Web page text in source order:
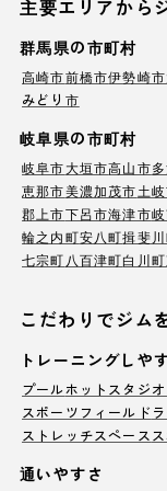
主要エリアから
群馬県の市町村
高崎市前橋市伊勢崎市
みどり市
岐阜県の市町村
岐阜市大垣市高山市
恵那市美濃加茂市土
郡上市下呂市海津市
輪之内町安八町揖斐
七宗町 八百津町白川町
こだわりでジム
トレーニングしや
プールホットスタジオ
スポーツフィールド
ストレッチスペース
通いやすさ